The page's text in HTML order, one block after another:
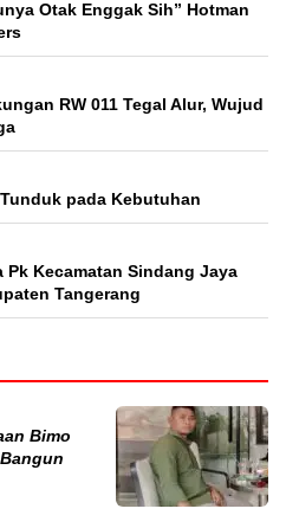
Otak Enggak Sih” Hotman
RW 011 Tegal Alur, Wujud
pada Kebutuhan
Kecamatan Sindang Jaya
Tangerang
Bimo